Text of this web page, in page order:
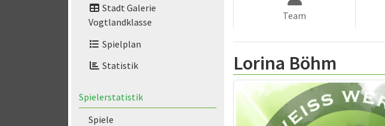
Stadt Galerie
Vogtlandklasse
Spielplan
Statistik
Spielerstatistik
Spiele
Team
Lorina Böhm